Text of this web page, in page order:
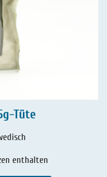
Tüte
enthalten